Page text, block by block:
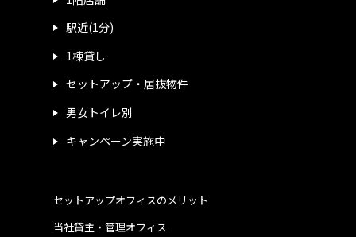
駅近(1分)
1棟貸し
セットアップ・居抜物件
男女トイレ別
キャンペーン実施中
当社貸主・管理オフィス
セットアップオフィスのメリット